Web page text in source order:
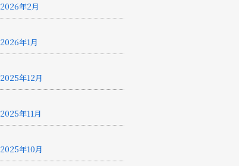
2026年2月
2026年1月
2025年12月
2025年11月
2025年10月